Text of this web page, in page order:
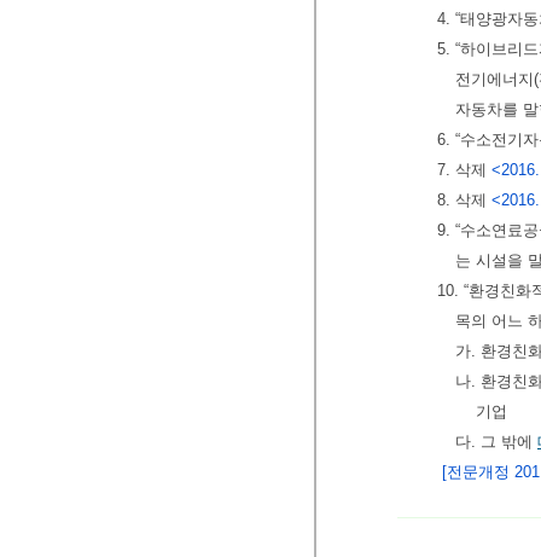
4. “태양광자
5. “하이브리
전기에너지
자동차를
6. “수소전기
7. 삭제
8. 삭제
9. “수소연료
는 시설을
10. “환경친화
목의 어느
가. 환경친
나. 환경친
기업
다. 그 밖에
[전문개정